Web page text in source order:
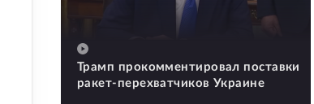
Трамп прокомментировал поставки
ракет-перехватчиков Украине